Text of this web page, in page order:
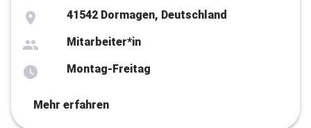
41542 Dormagen, Deutschland
Mitarbeiter*in
Montag-Freitag
Mehr erfahren